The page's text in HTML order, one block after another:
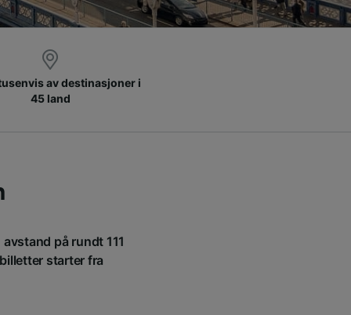
av destinasjoner i
45 land
på rundt 111
starter fra